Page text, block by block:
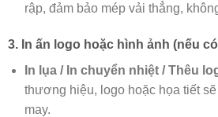
rập, đảm bảo mép vải thẳng,
3. In ấn logo hoặc hình ảnh (nếu
In lụa / In chuyển nhiệt / Thêu
thương hiệu, logo hoặc họa tiết
may.